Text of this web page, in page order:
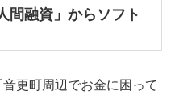
間融資」からソフト
更町周辺でお金に困って